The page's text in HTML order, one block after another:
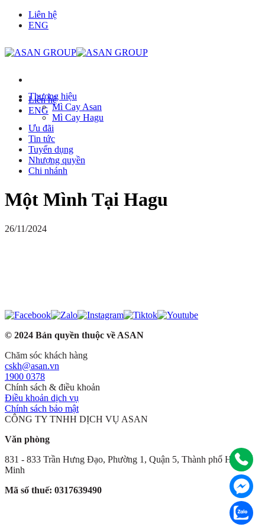
Chuyển
dung
Liên hệ
ENG
Liên hệ
ENG
Thương hiệu
Mì Cay Asan
Mì Cay Hagu
Ưu đãi
Tin tức
Tuyển dụng
Nhượng quyền
Chi nhánh
Một Mình Tại Hagu
26/11/2024
© 2024 Bản quyền thuộc về ASAN
Chăm sóc khách hàng
cskh@asan.vn
1900 0378
Chính sách & điều khoản
Điều khoản dịch vụ
Chính sách bảo mật
CÔNG TY TNHH DỊCH VỤ ASAN
Văn phòng
831 - 833 Trần Hưng Đạo, Phường 1, Quận 5, Thành phố Hồ Chí
Minh
Mã số thuế: 0317639490